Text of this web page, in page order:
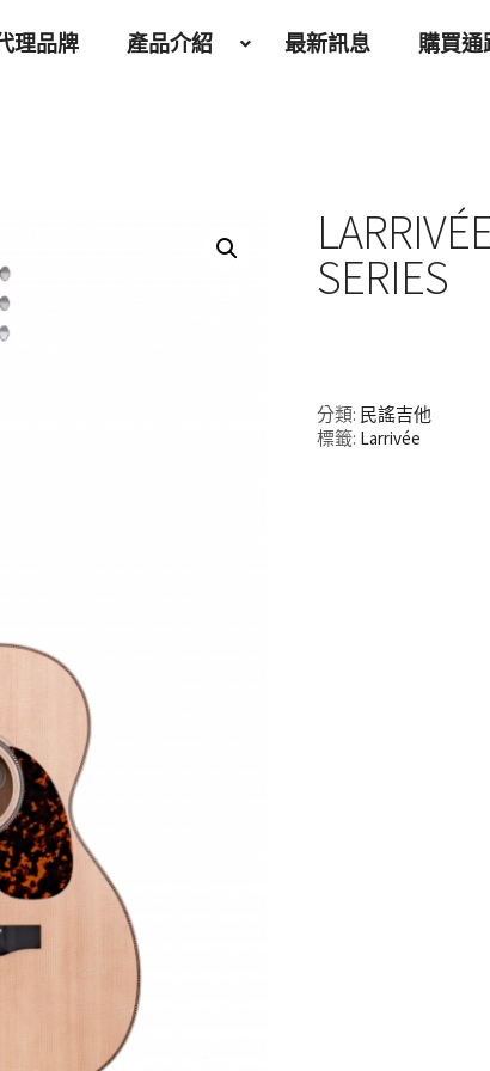
理品牌 產品介紹 最新訊息 購買通
SERIES
分類: 民謠吉他
標籤: Larrivée